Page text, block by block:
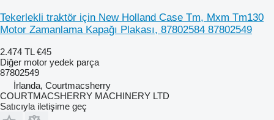
Tekerlekli traktör için New Holland Case Tm, Mxm Tm130
Motor Zamanlama Kapağı Plakası, 87802584 87802549
2.474 TL €45
Diğer motor yedek parça
87802549
İrlanda, Courtmacsherry
COURTMACSHERRY MACHINERY LTD
Satıcıyla iletişime geç